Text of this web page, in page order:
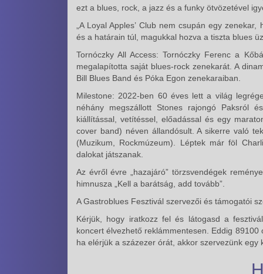
ezt a blues, rock, a jazz és a funky ötvözetével
„A Loyal Apples’ Club nem csupán egy
és a határain túl, magukkal hozva a tiszta blues
Tornóczky All Access: Tornóczky Ferenc a
megalapította saját blues-rock zenekarát. A
Bill Blues Band és Póka Egon zenekaraiban.
Milestone: 2022-ben 60 éves lett a világ
néhány megszállott Stones rajongó Paksról
kiállítással, vetítéssel, előadással és egy
cover band) néven állandósult. A sikerre való
(Muzikum, Rockmúzeum). Léptek már föl
dalokat játszanak.
Az évről évre „hazajáró” törzsvendégek
himnusza „Kell a barátság, add tovább”.
A Gastroblues Fesztivál szervezői és támogatói
Kérjük, hogy iratkozz fel és látogasd a
koncert élvezhető reklámmentesen. Eddig
ha elérjük a százezer órát, akkor szervezünk egy